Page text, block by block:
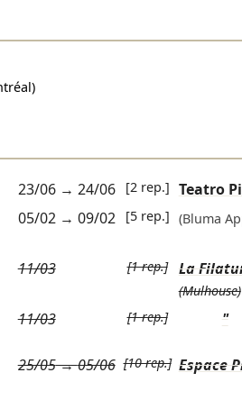
23/06→ 24/06 [2 rep.] Teatro
05/02→ 09/02 [5 rep.] (Bluma
11/03 [1 rep.] La
(Mulhouse)
11/03 [1 rep.] "
25/05→05/06 [10 rep.] Espace